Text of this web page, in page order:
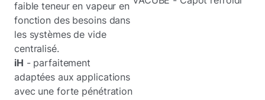
faible teneur en vapeur en
fonction des besoins dans
les systèmes de vide
centralisé.
iH - parfaitement
adaptées aux applications
avec une forte pénétration